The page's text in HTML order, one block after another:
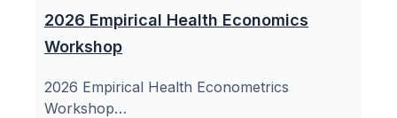
2026 Empirical Health Economics
Workshop
2026 Empirical Health Econometrics
Workshop…